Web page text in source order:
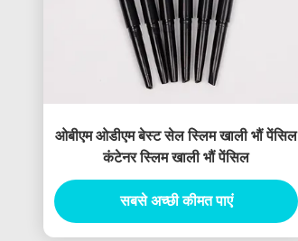
ओबीएम ओडीएम बेस्ट सेल स्लिम खाली भौं पेंसिल
कंटेनर स्लिम खाली भौं पेंसिल
सबसे अच्छी कीमत पाएं